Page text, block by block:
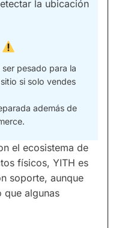
la ubicación
pesado para la
si solo vendes
además de
el ecosistema de
físicos, YITH es
soporte, aunque
que algunas